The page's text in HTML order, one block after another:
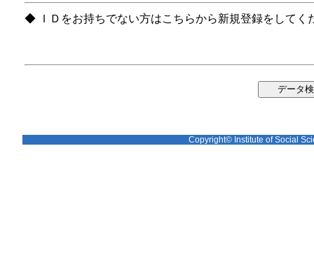
◆ ＩＤをお持ちでない方はこちらから新規登録をしてく
Copyright© Institute of Social